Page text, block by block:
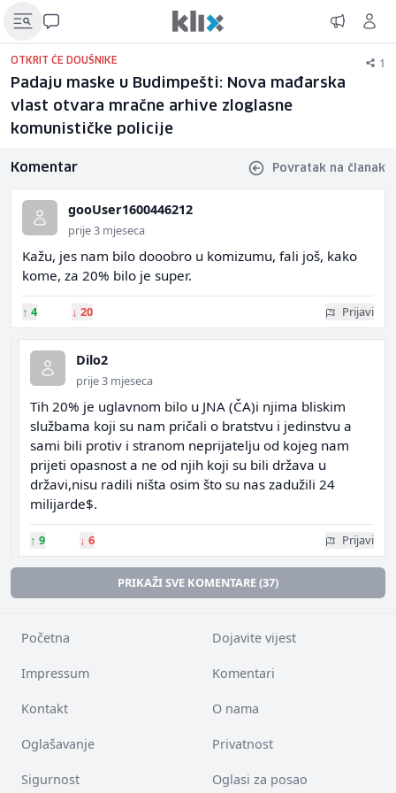
OTKRIT ĆE DOUŠNIKE 1
Padaju maske u Budimpešti: Nova mađarska
vlast otvara mračne arhive zloglasne
komunističke policije
Komentar Povratak na članak
gooUser1600446212
prije 3 mjeseca
Kažu, jes nam bilo dooobro u komizumu, fali još, kako
kome, za 20% bilo je super.
↑ 4 ↓ 20 Prijavi
Dilo2
prije 3 mjeseca
Tih 20% je uglavnom bilo u JNA (ČA)i njima bliskim
službama koji su nam pričali o bratstvu i jedinstvu a
sami bili protiv i stranom neprijatelju od kojeg nam
prijeti opasnost a ne od njih koji su bili država u
državi,nisu radili ništa osim što su nas zadužili 24
milijarde$.
↑ 9 ↓ 6 Prijavi
PRIKAŽI SVE KOMENTARE (37)
Početna Dojavite vijest
Impressum Komentari
Kontakt O nama
Oglašavanje Privatnost
Sigurnost Oglasi za posao